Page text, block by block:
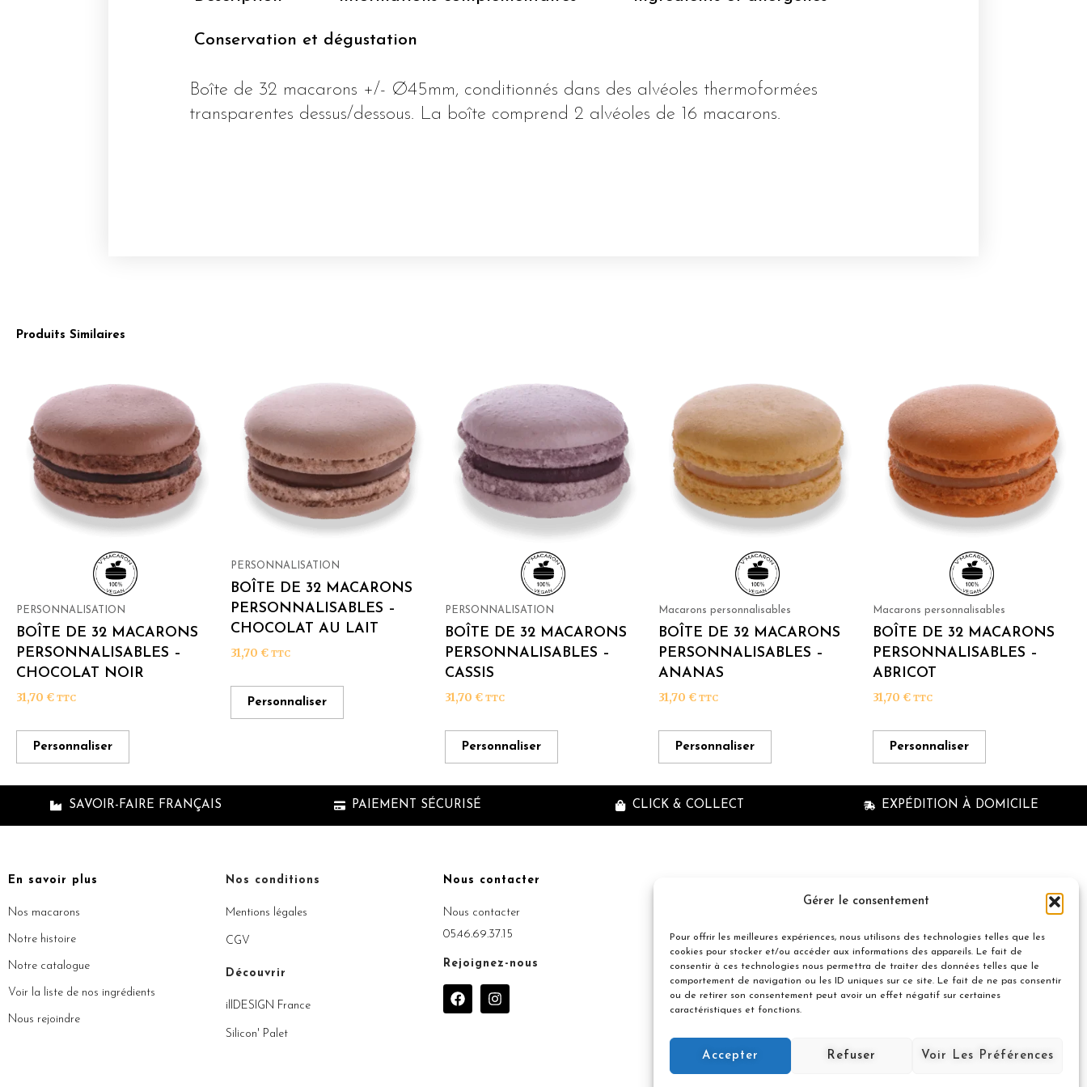
Gérer le consentement
Pour offrir les meilleures expériences, nous utilisons des technologies telles que les
cookies pour stocker et/ou accéder aux informations des appareils. Le fait de
consentir à ces technologies nous permettra de traiter des données telles que le
comportement de navigation ou les ID uniques sur ce site. Le fait de ne pas consentir
ou de retirer son consentement peut avoir un effet négatif sur certaines
caractéristiques et fonctions.
Accepter Refuser Voir Les Préférences
Conservation et dégustation
Boîte de 32 macarons +/- Ø45mm, conditionnés dans des alvéoles thermoformées
transparentes dessus/dessous. La boîte comprend 2 alvéoles de 16 macarons.
Produits Similaires
PERSONNALISATION
BOÎTE DE 32 MACARONS
PERSONNALISABLES –
CHOCOLAT NOIR
31,70 € TTC
Personnaliser
PERSONNALISATION
BOÎTE DE 32 MACARONS
PERSONNALISABLES –
CHOCOLAT AU LAIT
31,70 € TTC
Personnaliser
PERSONNALISATION
BOÎTE DE 32 MACARONS
PERSONNALISABLES –
CASSIS
31,70 € TTC
Personnaliser
Macarons personnalisables
BOÎTE DE 32 MACARONS
PERSONNALISABLES –
ANANAS
31,70 € TTC
Personnaliser
Macarons personnalisables
BOÎTE DE 32 MACARONS
PERSONNALISABLES –
ABRICOT
31,70 € TTC
Personnaliser
SAVOIR-FAIRE FRANÇAIS PAIEMENT SÉCURISÉ CLICK & COLLECT EXPÉDITION À DOMICILE
En savoir plus
Nos macarons
Notre histoire
Notre catalogue
Voir la liste de nos ingrédients
Nous rejoindre
Nos conditions
Mentions légales
CGV
Découvrir
illDESIGN France
Silicon' Palet
Nous contacter
Nous contacter
05.46.69.37.15
Rejoignez-nous
F
a
I
n
© 2021 Nuances Gourmandes